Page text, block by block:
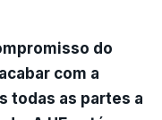
do
com a
todas as partes a